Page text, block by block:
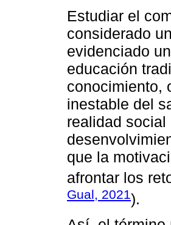
Estudiar el
considerado
evidenciado
educación
conocimiento,
inestable del
realidad
que la
afrontar los
Gual, 2021).